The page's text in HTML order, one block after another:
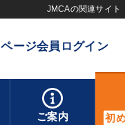
JMCAの関連サイト
ージ会員ログイン
ご案内 初